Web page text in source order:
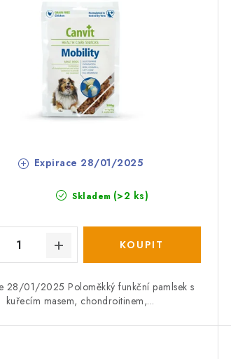
Expirace 28/01/2025
Skladem (>2 ks)
28/01/2025 Poloměkký funkční pamlsek s
kuřecím masem, chondroitinem,...